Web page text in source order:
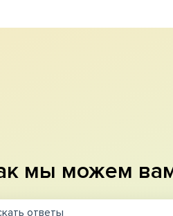
для переводов
мы можем